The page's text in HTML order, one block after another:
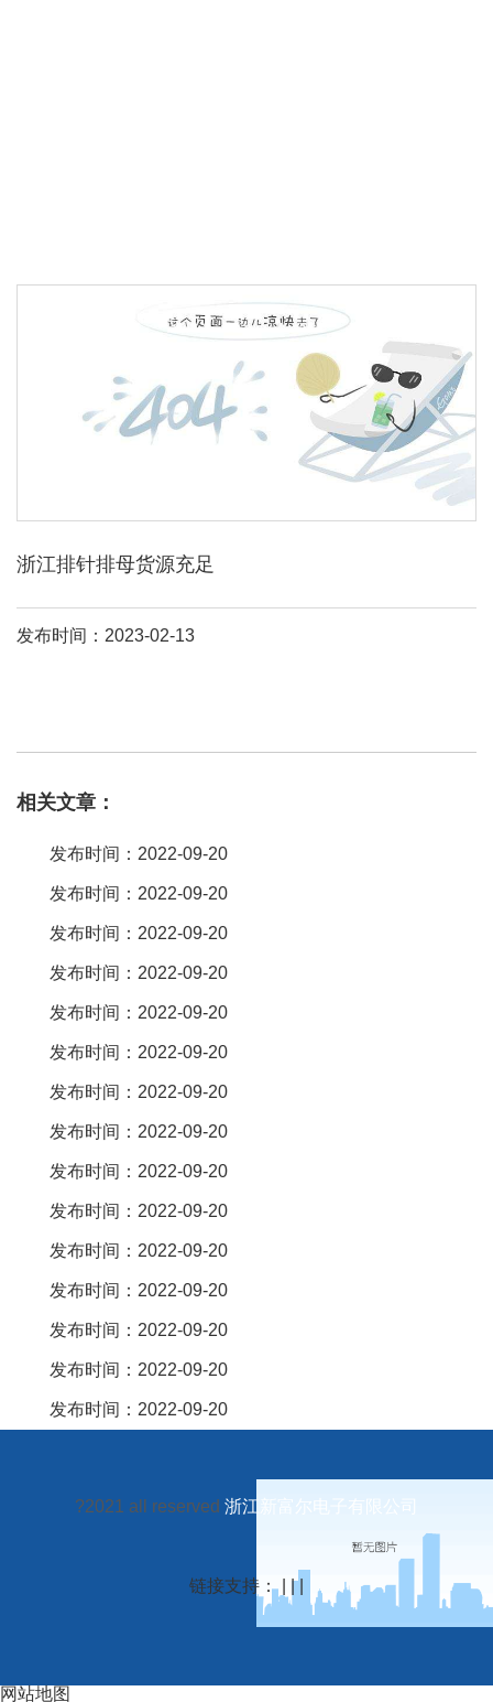
浙江排针排母货源充足
发布时间：2023-02-13
角、sata、esata、idc、圆孔针、网络接口、短路帽、usb、pfc、
的，身边用台湾欧盈电子的能多些吧，源头工厂有开模能力。排针
排母有很多种分类，有的厂家虽然好，但也有主要生产的规格，百
斯特电子就比较偏向双排的和单排的，而精密龙就是偏向2。54的。
各有各的好，其突出点不一样，具体的还是得你自己去了解 。君奥
连接器，我们一直是他们的客户，而且这里其他同类产品也都齐
的，交期短，源头工厂，支持开模设计。
排针排母的厂家很多啊，txga排针排母有1。0、1。27、2。0、2。
54mm间距，单、双排、针长这些都是可以根据客户定制的 。美诚
达电子 百度有 。台湾欧盈电子吧，大厂家，可以随意订制，质量
好，性能都不错
相关文章：
发布时间：2022-09-20
发布时间：2022-09-20
发布时间：2022-09-20
发布时间：2022-09-20
发布时间：2022-09-20
发布时间：2022-09-20
发布时间：2022-09-20
发布时间：2022-09-20
发布时间：2022-09-20
发布时间：2022-09-20
发布时间：2022-09-20
发布时间：2022-09-20
发布时间：2022-09-20
发布时间：2022-09-20
发布时间：2022-09-20
?2021 all reserved 浙江新富尔电子有限公司
链接支持： | | |
网站地图